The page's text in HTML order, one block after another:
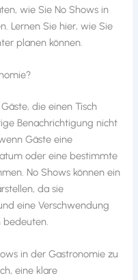
wie Sie No Shows in
Lernen Sie hier, wie Sie
planen können.
die einen Tisch
Benachrichtigung nicht
Gäste eine
oder eine bestimmte
No Shows können ein
da sie
eine Verschwendung
bedeuten.
in der Gastronomie zu
eine klare